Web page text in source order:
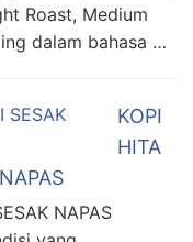
Roast, Medium
dalam bahasa …
KOPI
HITA
NAPAS